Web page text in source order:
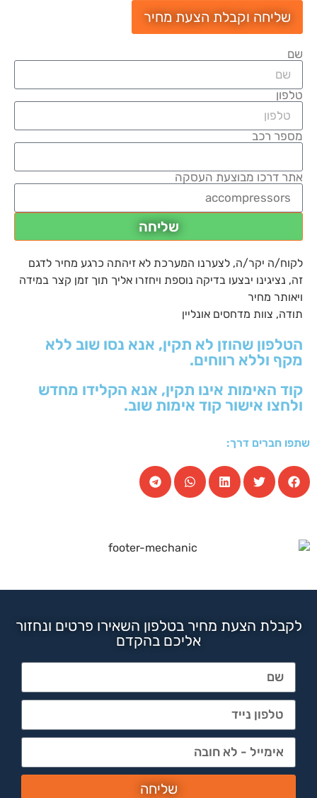
שליחה וקבלת הצעת מחיר
שם
טלפון
מספר רכב
אתר דרכו מבוצעת העסקה
שליחה
לקוח/ה יקר/ה, לצערנו המערכת לא זיהתה כרגע מחיר לדגם
זה, נציגינו יבצעו בדיקה נוספת ויחזרו אליך תוך זמן קצר במידה
ויאותר מחיר
תודה, צוות מדחסים אונליין
הטלפון שהוזן לא תקין, אנא נסו שוב ללא
מקף וללא רווחים.
קוד האימות אינו תקין, אנא הקלידו מחדש
ולחצו אישור קוד אימות שוב.
שתפו חברים דרך:
לקבלת הצעת מחיר בטלפון השאירו פרטים ונחזור
אליכם בהקדם
שליחה